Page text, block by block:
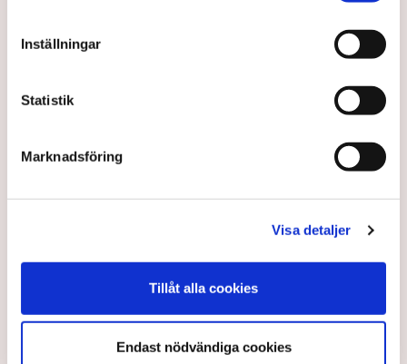
Inställningar
Statistik
Marknadsföring
Visa detaljer
Tillåt alla cookies
Endast nödvändiga cookies
att demokratin ska få bästa möjliga förutsättningar.
Tvärtom ser hon det som en stor fördel att hon nu
också har insikt i hur den politiska mekaniken fungerar.
– Den här relationen mellan Regeringskansliet och
om hur det går till i viktiga processer som
budgetprocesser, ändring av lagstiftning och generellt
hur statlig styrning fungerar. Det har varit oerhört
”Viktigt att vi bibehåller
konkurrenskraftiga elpriser
med hög leveranssäkerhet.”